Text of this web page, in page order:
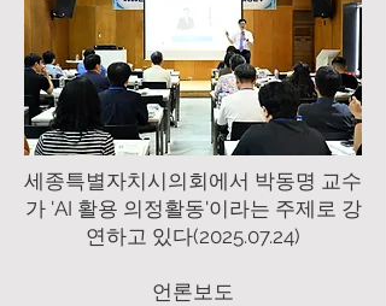
세종특별자치시의회에서 박동명 교수
가 'AI 활용 의정활동'이라는 주제로 강
연하고 있다(2025.07.24)
​언론보도